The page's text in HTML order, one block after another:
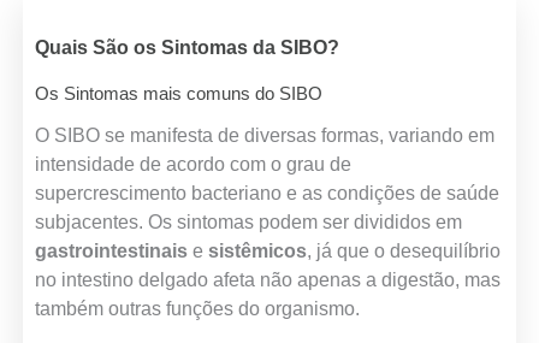
Quais São os Sintomas da SIBO?
Os Sintomas mais comuns do SIBO
O SIBO se manifesta de diversas formas, variando em
intensidade de acordo com o grau de
supercrescimento bacteriano e as condições de saúde
subjacentes. Os sintomas podem ser divididos em
gastrointestinaise sistêmicos, já que o desequilíbrio
no intestino delgado afeta não apenas a digestão, mas
também outras funções do organismo.